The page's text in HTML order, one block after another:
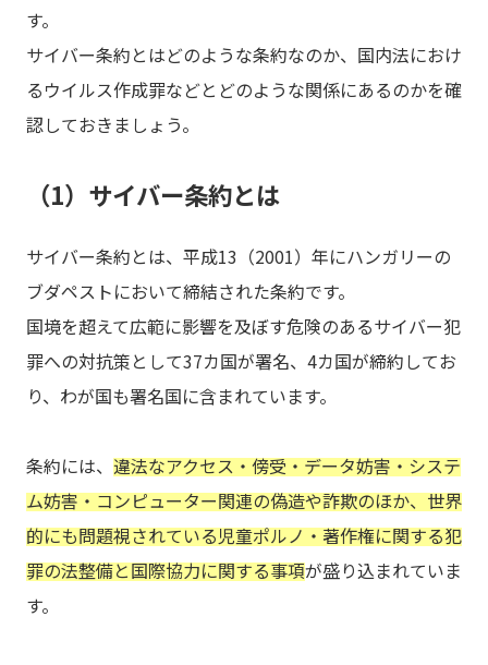
す。
サイバー条約とはどのような条約なのか、国内法におけ
るウイルス作成罪などとどのような関係にあるのかを確
認しておきましょう。
（1）サイバー条約とは
サイバー条約とは、平成13（2001）年にハンガリーの
ブダペストにおいて締結された条約です。
国境を超えて広範に影響を及ぼす危険のあるサイバー犯
罪への対抗策として37カ国が署名、4カ国が締約してお
り、わが国も署名国に含まれています。
条約には、 違法なアクセス・傍受・データ妨害・システ
ム妨害・コンピューター関連の偽造や詐欺のほか、世界
的にも問題視されている児童ポルノ・著作権に関する犯
罪の法整備と国際協力に関する事項が盛り込まれていま
す。